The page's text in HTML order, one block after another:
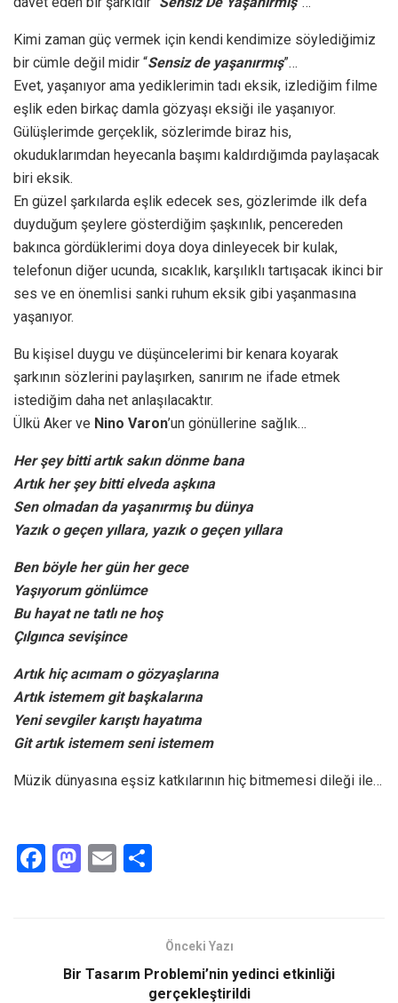
Kimi zaman güç vermek için kendi kendimize söylediğimiz
bir cümle değil midir “Sensiz de yaşanırmış”…
Evet, yaşanıyor ama yediklerimin tadı eksik, izlediğim filme
eşlik eden birkaç damla gözyaşı eksiği ile yaşanıyor.
Gülüşlerimde gerçeklik, sözlerimde biraz his,
okuduklarımdan heyecanla başımı kaldırdığımda paylaşacak
biri eksik.
En güzel şarkılarda eşlik edecek ses, gözlerimde ilk defa
duyduğum şeylere gösterdiğim şaşkınlık, pencereden
bakınca gördüklerimi doya doya dinleyecek bir kulak,
telefonun diğer ucunda, sıcaklık, karşılıklı tartışacak ikinci bir
ses ve en önemlisi sanki ruhum eksik gibi yaşanmasına
yaşanıyor.
Bu kişisel duygu ve düşüncelerimi bir kenara koyarak
şarkının sözlerini paylaşırken, sanırım ne ifade etmek
istediğim daha net anlaşılacaktır.
Ülkü Aker ve Nino Varon’un gönüllerine sağlık…
Her şey bitti artık sakın dönme bana
Artık her şey bitti elveda aşkına
Sen olmadan da yaşanırmış bu dünya
Yazık o geçen yıllara, yazık o geçen yıllara
Ben böyle her gün her gece
Yaşıyorum gönlümce
Bu hayat ne tatlı ne hoş
Çılgınca sevişince
Artık hiç acımam o gözyaşlarına
Artık istemem git başkalarına
Yeni sevgiler karıştı hayatıma
Git artık istemem seni istemem
Müzik dünyasına eşsiz katkılarının hiç bitmemesi dileği ile…
F
M
d
E
Önceki Yazı
Bir Tasarım Problemi’nin yedinci etkinliği
gerçekleştirildi